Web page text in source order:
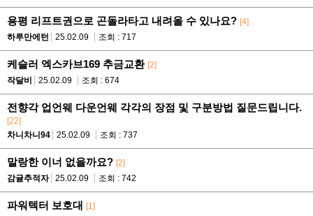
용평 리프트권으로 곤돌라타고 내려올 수 있나요? [4]
하루만에턴
25.02.09 조회 : 717
케슬러 엑스카브169 추금교환 [2]
작달비
25.02.09 조회 : 674
전향각 업언웨 다운언웨 각각의 장점 및 구분방법 질문드립니다.
[22]
차니차니94
25.02.09 조회 : 737
말랑한 이너 없을까요? [2]
감귤추적자
25.02.09 조회 : 742
파워텍터 보호대 [1]